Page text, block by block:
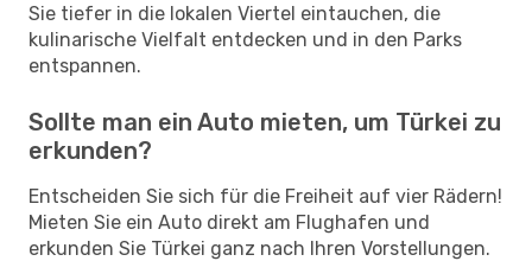
Sie tiefer in die lokalen Viertel eintauchen, die
kulinarische Vielfalt entdecken und in den Parks
entspannen.
Sollte man ein Auto mieten, um Türkei zu
erkunden?
Entscheiden Sie sich für die Freiheit auf vier Rädern!
Mieten Sie ein Auto direkt am Flughafen und
erkunden Sie Türkei ganz nach Ihren Vorstellungen.